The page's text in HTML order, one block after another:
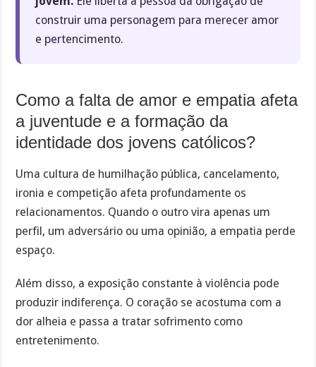
construir uma personagem para merecer amor
e pertencimento.
Como a falta de amor e empatia afeta
a juventude e a formação da
identidade dos jovens católicos?
Uma cultura de humilhação pública, cancelamento,
ironia e competição afeta profundamente os
relacionamentos. Quando o outro vira apenas um
perfil, um adversário ou uma opinião, a empatia perde
espaço.
Além disso, a exposição constante à violência pode
produzir indiferença. O coração se acostuma com a
dor alheia e passa a tratar sofrimento como
entretenimento.